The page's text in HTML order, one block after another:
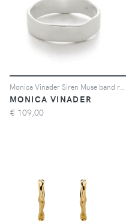
MONICA VINADER
€ 109,00